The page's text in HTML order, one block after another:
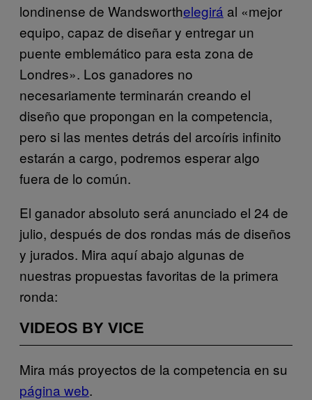
londinense de Wandsworthelegirá al «mejor
equipo, capaz de diseñar y entregar un
puente emblemático para esta zona de
Londres». Los ganadores no
necesariamente terminarán creando el
diseño que propongan en la competencia,
pero si las mentes detrás del arcoíris infinito
estarán a cargo, podremos esperar algo
fuera de lo común.
El ganador absoluto será anunciado el 24 de
julio, después de dos rondas más de diseños
y jurados. Mira aquí abajo algunas de
nuestras propuestas favoritas de la primera
ronda:
VIDEOS BY VICE
Mira más proyectos de la competencia en su
página web.